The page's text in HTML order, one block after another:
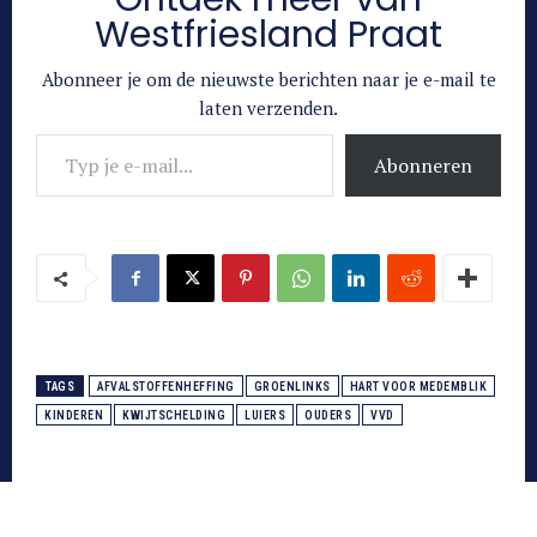
Westfriesland Praat
Abonneer je om de nieuwste berichten naar je e-mail te
laten verzenden.
Typ je e-mail...
Abonneren
TAGS AFVALSTOFFENHEFFING GROENLINKS HART VOOR MEDEMBLIK
KINDEREN KWIJTSCHELDING LUIERS OUDERS VVD